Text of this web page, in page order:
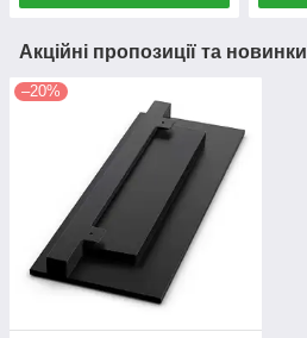
Акційні пропозиції та новинки
–20%